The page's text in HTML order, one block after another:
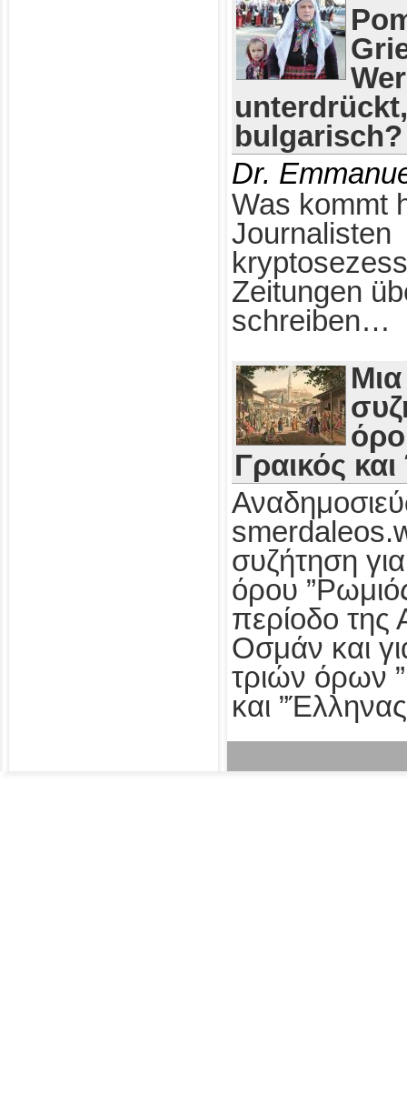
bulgarisch?
Dr.
Was kommt
Journalisten
Zeitungen
schreiben…
Μια
Γραικός
συζήτηση
όρου
περίοδο της
Οσμάν και
τριών όρων
και